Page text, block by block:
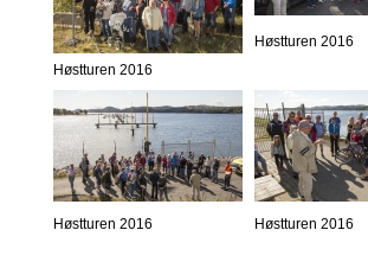
Høstturen 2016
Høstturen 2016
Høstturen 2016
Høstturen 2016